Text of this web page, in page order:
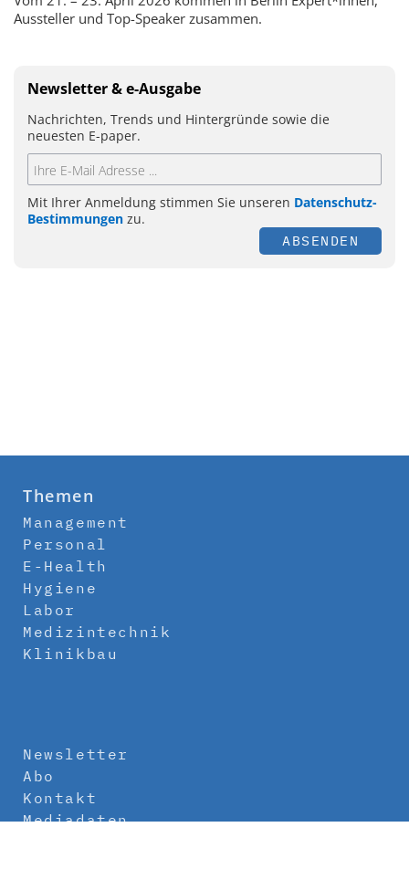
Aussteller und Top-Speaker zusammen.
Newsletter & e-Ausgabe
Nachrichten, Trends und Hintergründe sowie die
neuesten E-paper.
Mit Ihrer Anmeldung stimmen Sie unseren Datenschutz-
Bestimmungen zu.
ABSENDEN
Themen
Management
Personal
E-Health
Hygiene
Labor
Medizintechnik
Klinikbau
Newsletter
Abo
Kontakt
Mediadaten